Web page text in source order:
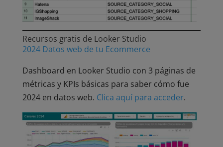
Recursos gratis de Looker Studio
2024 Datos web de tu Ecommerce
Dashboard en Looker Studio con 3 páginas de
métricas y KPIs básicas para saber cómo fue
2024 en datos web. Clica aquí para acceder.